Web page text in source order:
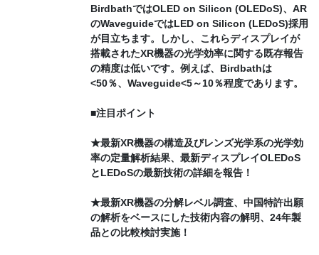
BirdbathではOLED on Silicon (OLEDoS)、AR
のWaveguideではLED on Silicon (LEDoS)採用
が目立ちます。しかし、これらディスプレイが
搭載されたXR機器の光学効率に関する既存報告
の精度は低いです。例えば、Birdbathは
<50％、Waveguide<5～10％程度であります。
■注目ポイント
★最新XR機器の構造及びレンズ光学系の光学効
率の定量解析結果、最新ディスプレイOLEDoS
とLEDoSの最新技術の詳細を報告！
★最新XR機器の分解レベル調査、中国特許出願
の解析をベースにした技術内容の解明、24年製
品との比較検討実施！